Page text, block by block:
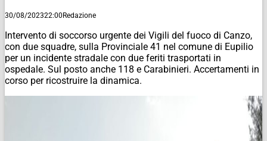
30/08/202322:00Redazione
Intervento di soccorso urgente dei Vigili del fuoco di Canzo,
con due squadre, sulla Provinciale 41 nel comune di Eupilio
per un incidente stradale con due feriti trasportati in
ospedale. Sul posto anche 118 e Carabinieri. Accertamenti in
corso per ricostruire la dinamica.